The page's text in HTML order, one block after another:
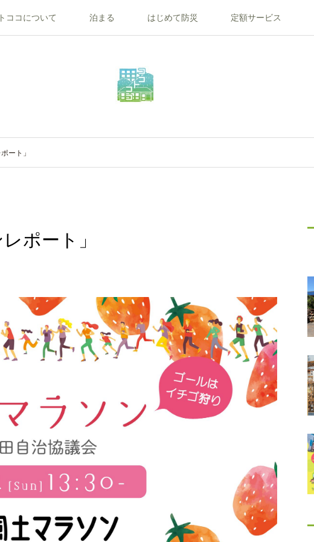
ココについて 泊まる はじめて防災 定額サービス
ート」
ポート」